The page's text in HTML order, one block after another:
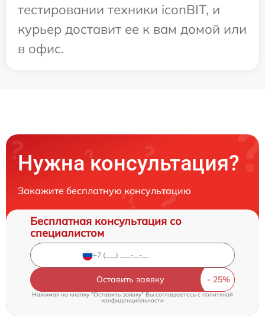
тестировании техники iconBIT, и
курьер доставит ее к вам домой или
в офис.
Нужна консультация?
Закажите бесплатную консультацию
Бесплатная консультация со
специалистом
Оставить заявку
Нажимая на кнопку "Оставить заявку" Вы соглашаетесь cполитикой
конфиденциальности